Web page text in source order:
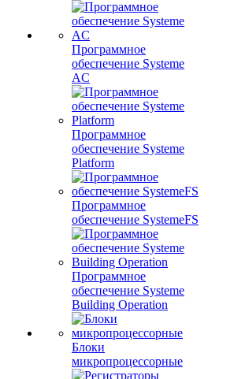
Программное
обеспечение Systeme
AC
Программное
обеспечение Systeme
Platform
Программное
обеспечение SystemeFS
Программное
обеспечение Systeme
Building Operation
Блоки
микропроцессорные